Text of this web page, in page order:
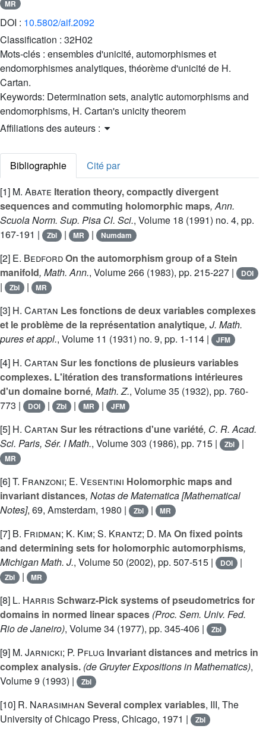
MR
DOI : 10.5802/aif.2092
Classification : 32H02
Mots-clés : ensembles d'unicité, automorphismes et
endomorphismes analytiques, théorème d'unicité de H.
Cartan.
Keywords: Determination sets, analytic automorphisms and
endomorphisms, H. Cartan's unicity theorem
Affiliations des auteurs :
Bibliographie
Cité par
[1] M. Abate Iteration theory, compactly divergent
sequences and commuting holomorphic maps, Ann.
Scuola Norm. Sup. Pisa Cl. Sci., Volume 18 (1991) no. 4, pp.
167-191 |
Zbl | MR | Numdam
[2] E. BedfordOn the automorphism group of a Stein
manifold, Math. Ann., Volume 266 (1983), pp. 215-227 | DOI
| Zbl | MR
[3] H. Cartan Les fonctions de deux variables complexes
et le problème de la représentation analytique, J. Math.
pures et appl., Volume 11 (1931) no. 9, pp. 1-114 | JFM
[4] H. Cartan Sur les fonctions de plusieurs variables
complexes. L'itération des transformations intérieures
d'un domaine borné, Math. Z., Volume 35 (1932), pp. 760-
773 |
DOI | Zbl | MR | JFM
[5] H. Cartan Sur les rétractions d'une variété, C. R. Acad.
Sci. Paris, Sér. I Math., Volume 303 (1986), pp. 715 | Zbl |
MR
[6]T. Franzoni; E. Vesentini Holomorphic maps and
invariant distances, Notas de Matematica [Mathematical
Notes], 69, Amsterdam, 1980 | Zbl | MR
[7] B. Fridman; K. Kim; S. Krantz; D. MaOn fixed points
and determining sets for holomorphic automorphisms,
Michigan Math. J., Volume 50 (2002), pp. 507-515 | DOI |
Zbl | MR
[8] L. Harris Schwarz-Pick systems of pseudometrics for
domains in normed linear spaces (Proc. Sem. Univ. Fed.
Rio de Janeiro), Volume 34 (1977), pp. 345-406 | Zbl
[9] M. Jarnicki; P. Pflug Invariant distances and metrics in
complex analysis. (de Gruyter Expositions in Mathematics),
Volume 9 (1993) | Zbl
[10] R. Narasimhan Several complex variables, III, The
University of Chicago Press, Chicago, 1971 |
Zbl